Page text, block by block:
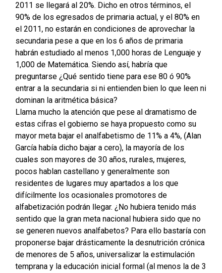
2011 se llegará al 20%. Dicho en otros términos, el
90% de los egresados de primaria actual, y el 80% en
el 2011, no estarán en condiciones de aprovechar la
secundaria pese a que en los 6 años de primaria
habrán estudiado al menos 1,000 horas de Lenguaje y
1,000 de Matemática. Siendo así, habría que
preguntarse ¿Qué sentido tiene para ese 80 ó 90%
entrar a la secundaria si ni entienden bien lo que leen ni
dominan la aritmética básica?
Llama mucho la atención que pese al dramatismo de
estas cifras el gobierno se haya propuesto como su
mayor meta bajar el analfabetismo de 11% a 4%, (Alan
García había dicho bajar a cero), la mayoría de los
cuales son mayores de 30 años, rurales, mujeres,
pocos hablan castellano y generalmente son
residentes de lugares muy apartados a los que
difícilmente los ocasionales promotores de
alfabetización podrán llegar. ¿No hubiera tenido más
sentido que la gran meta nacional hubiera sido que no
se generen nuevos analfabetos? Para ello bastaría con
proponerse bajar drásticamente la desnutrición crónica
de menores de 5 años, universalizar la estimulación
temprana y la educación inicial formal (al menos la de 3